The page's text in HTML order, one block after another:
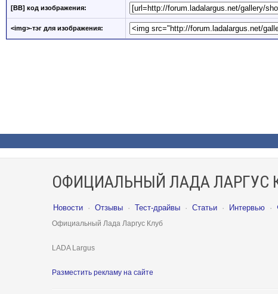
[BB] код изображения:
<img>-тэг для изображения:
ОФИЦИАЛЬНЫЙ ЛАДА ЛАРГУС
Новости · Отзывы · Тест-драйвы · Статьи · Интервью ·
Официальный Лада Ларгус Клуб
LADA Largus
Разместить рекламу на сайте